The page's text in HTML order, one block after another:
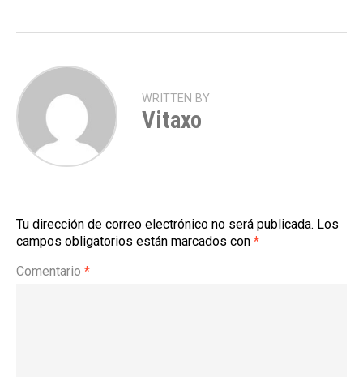
WRITTEN BY
Vitaxo
Tu dirección de correo electrónico no será publicada. Los
campos obligatorios están marcados con *
Comentario *